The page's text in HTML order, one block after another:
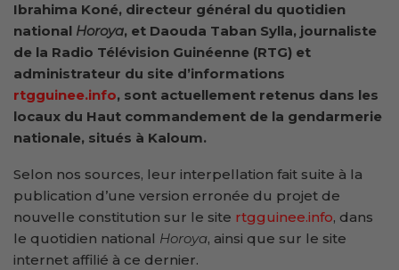
Ibrahima Koné, directeur général du quotidien
national Horoya, et Daouda Taban Sylla, journaliste
de la Radio Télévision Guinéenne (RTG) et
administrateur du site d’informations
rtgguinee.info, sont actuellement retenus dans les
locaux du Haut commandement de la gendarmerie
nationale, situés à Kaloum.
Selon nos sources, leur interpellation fait suite à la
publication d’une version erronée du projet de
nouvelle constitution sur le site rtgguinee.info, dans
le quotidien national Horoya, ainsi que sur le site
internet affilié à ce dernier.